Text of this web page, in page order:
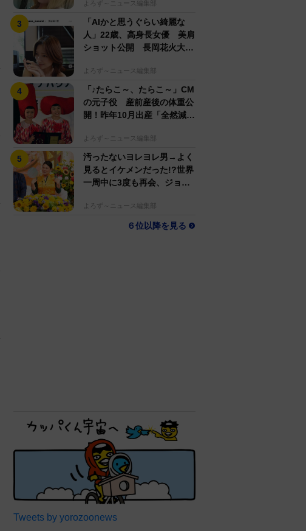
よろず～ニュース編集部
「AIかと思うぐらい綺麗な
人」22歳、高身長女優 美肩
ショット公開 長岡花火大会
よろず～ニュース編集部
「♪たらこ～、たらこ～」CM
の元子役 産前産後の体重公
開！昨年10月出産「全然減ら
よろず～ニュース編集部
汚ったないヨレヨレ男→よく
見るとイケメンだった!?世界
一周中に3度も再会、ジョー
へ！【新婚さん】
よろず～ニュース編集部
６位以降を見る
Tweets by yorozoonews